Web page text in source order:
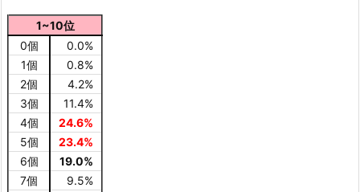
1~10位
0個
0.0%
1個
0.8%
2個
4.2%
3個
11.4%
4個
24.6%
5個
23.4%
6個
19.0%
7個
9.5%